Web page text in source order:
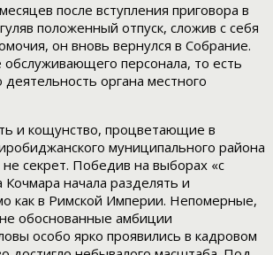
после вступления приговора в
положенный отпуск, сложив с себя
он вновь вернулся в Собрание.
обслуживающего персонала, то есть
органа местного
и кощунство, процветающие в
муниципального района
секрет. Победив на выборах «с
начала разделять и
как в Римской Империи. Непомерные,
обоснованные амбиции
особо ярко проявились в кадровом